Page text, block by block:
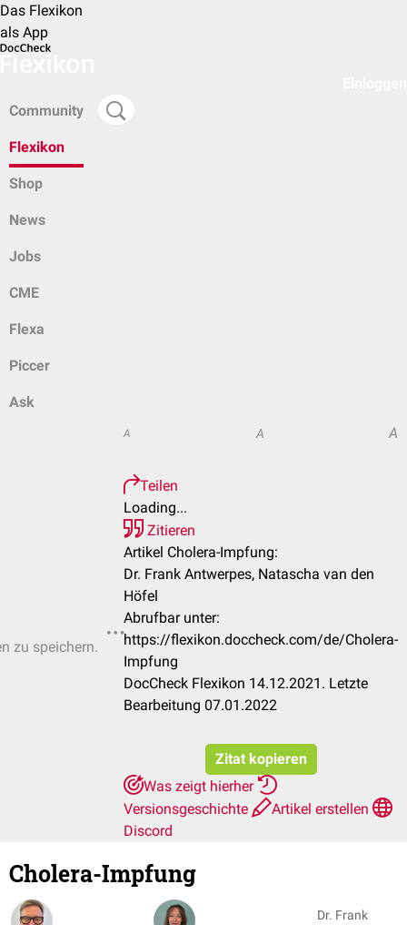
Das Flexikon
als App
Community
Flexikon
Shop
News
Jobs
CME
Flexa
Piccer
Ask
zu speichern.
A A A
Teilen
Loading...
Zitieren
Artikel Cholera-Impfung:
Dr. Frank Antwerpes, Natascha van den
Höfel
Abrufbar unter:
https://flexikon.doccheck.com/de/Cholera-
Impfung
DocCheck Flexikon 14.12.2021. Letzte
Bearbeitung 07.01.2022
Zitat kopieren
Was zeigt hierher
Versionsgeschichte
Artikel erstellen
Discord
Cholera-Impfung
Dr. Frank